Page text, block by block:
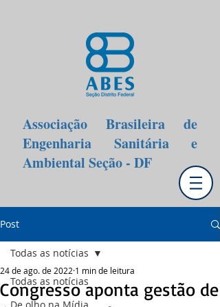
Associação Brasileira de
Engenharia Sanitária e
Ambiental Seção - DF
Post
Todas as notícias
Todas as notícias
Congresso aponta gestão de
24 de ago. de 2022 1 min de leitura